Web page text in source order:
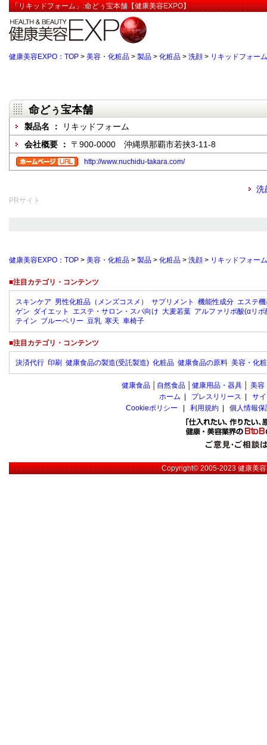
「リキッドフォーム」:命どぅ宝本舗【健康美容EXPO】
健康美容EXPO：TOP > 美容・化粧品 > 製品 > 化粧品 > 洗顔 > リキッドフォーム
命どぅ宝本舗
製品名 ：
リキッドフォーム
会社概要 ： 〒900-0000 沖縄県那覇市若挟3-11-8
http://www.nuchidu-takara.com/
洗
PRサイト
健康美容EXPO：TOP > 美容・化粧品 > 製品 > 化粧品 > 洗顔 > リキッドフォーム
■注目カテゴリ・コンテンツ
スキンケア 男性化粧品（メンズコスメ） サプリメント 機能性成分 エステ
ゲン ダイエット エステ・サロン・スパ向け 大麦若葉 アルファリポ酸(αリポ
テイン ブルーベリー 豆乳 寒天 車椅子
■注目カテゴリ・コンテンツ
決済代行 印刷 健康食品の製造(受託製造) 化粧品 健康食品の原料 美容・化
健康食品 自然食品 健康用品・器具 美容
ホーム
プレスリリース
サ
Cookieポリシー
利用規約 個人情報
Copyright© 2005-2023健康美